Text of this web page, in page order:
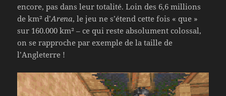
encore, pas dans leur totalité. Loin des 6,6 millions
de km² d’Arena, le jeu ne s’étend cette fois « que »
sur 160.000 km² – ce qui reste absolument colossal,
on se rapproche par exemple de la taille de
l’Angleterre !